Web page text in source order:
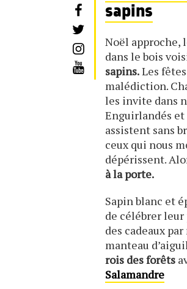
sapins
Noël approche,
dans le bois
sapins.Les
malédiction.
les invite dans
Enguirlandés et
assistent sans
ceux qui nous
dépérissent.
à la porte.
Sapin blanc et
de célébrer leur
des cadeaux
manteau
rois des forêts
Salamandre